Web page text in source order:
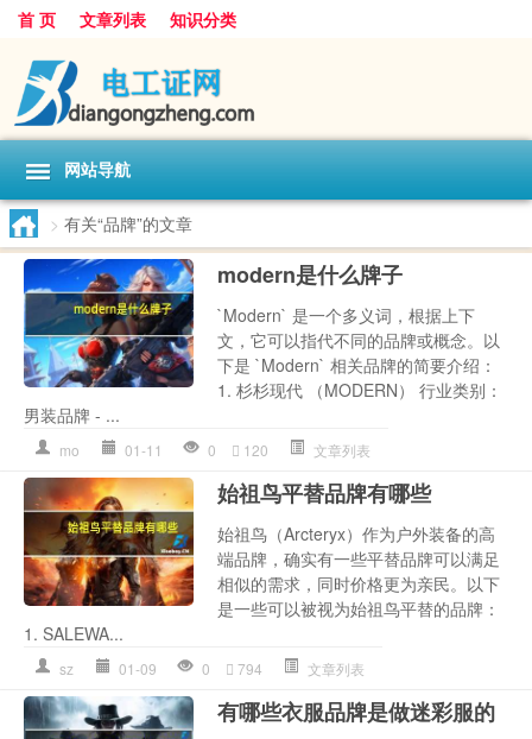
首 页 文章列表 知识分类
网站导航
> 有关“品牌”的文章
modern是什么牌子
`Modern` 是一个多义词，根据上下
文，它可以指代不同的品牌或概念。以
下是 `Modern` 相关品牌的简要介绍：
1. 杉杉现代 （MODERN） 行业类别：
男装品牌 - ...
mo 01-11 0 120 文章列表
始祖鸟平替品牌有哪些
始祖鸟（Arcteryx）作为户外装备的高
端品牌，确实有一些平替品牌可以满足
相似的需求，同时价格更为亲民。以下
是一些可以被视为始祖鸟平替的品牌：
1. SALEWA...
sz 01-09 0 794 文章列表
有哪些衣服品牌是做迷彩服的